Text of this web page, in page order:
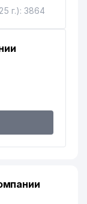
г.): 3864